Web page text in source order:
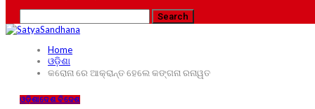
Home
ଓଡ଼ିଶା
କରୋନା ରେ ଆକ୍ରାନ୍ତ ହେଲେ କଙ୍ଗନା ରନାୱତ
ଓଡ଼ିଶାଦେଶ ବିଦେଶ